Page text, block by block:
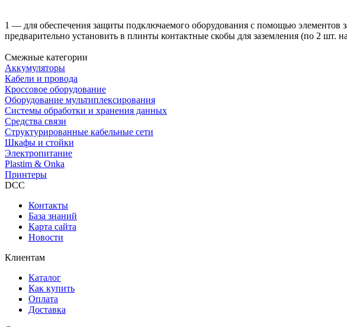
1 — для обеспечения защиты подключаемого оборудования с помощью
предварительно установить в плинты контактные скобы для заземления (по 2 шт.
Смежные категории
Аккумуляторы
Кабели и провода
Кроссовое оборудование
Оборудование мультиплексирования
Системы обработки и хранения данных
Средства связи
Структурированные кабельные сети
Шкафы и стойки
Электропитание
Plastim & Onka
Принтеры
DCC
Контакты
База знаний
Карта сайта
Новости
Клиентам
Каталог
Как купить
Оплата
Доставка